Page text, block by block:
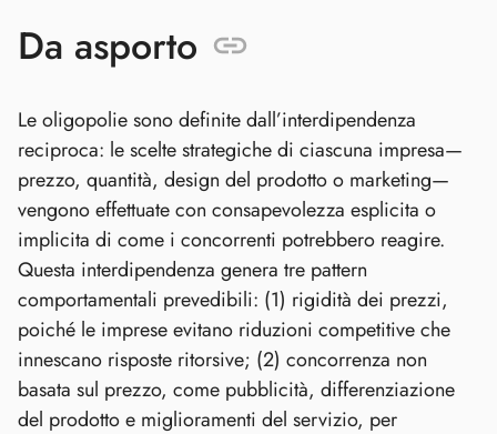
Da asporto
Le oligopolie sono definite dall’interdipendenza
reciproca: le scelte strategiche di ciascuna impresa—
prezzo, quantità, design del prodotto o marketing—
vengono effettuate con consapevolezza esplicita o
implicita di come i concorrenti potrebbero reagire.
Questa interdipendenza genera tre pattern
comportamentali prevedibili: (1) rigidità dei prezzi,
poiché le imprese evitano riduzioni competitive che
innescano risposte ritorsive; (2) concorrenza non
basata sul prezzo, come pubblicità, differenziazione
del prodotto e miglioramenti del servizio, per